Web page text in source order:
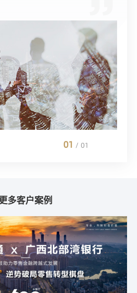
01 / 01
多客户案例